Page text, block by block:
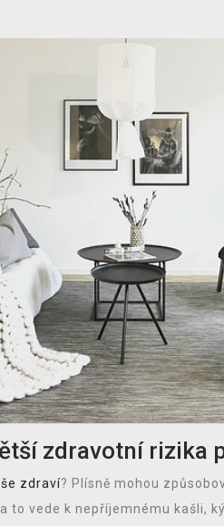
zdravotní rizika
zdraví? Plísně mohou
to vede k nepříjemnému kašli,